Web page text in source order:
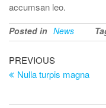
accumsan leo.
Posted in News
Post
navigation
Previous
Post
PREVIOUS
Nulla turpis magna